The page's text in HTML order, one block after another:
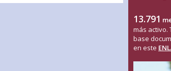
13.791
más activo.
base
en este